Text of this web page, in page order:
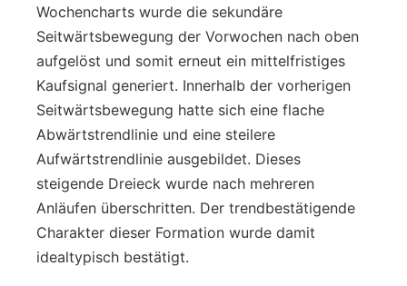
Wochencharts wurde die sekundäre
Seitwärtsbewegung der Vorwochen nach oben
aufgelöst und somit erneut ein mittelfristiges
Kaufsignal generiert. Innerhalb der vorherigen
Seitwärtsbewegung hatte sich eine flache
Abwärtstrendlinie und eine steilere
Aufwärtstrendlinie ausgebildet. Dieses
steigende Dreieck wurde nach mehreren
Anläufen überschritten. Der trendbestätigende
Charakter dieser Formation wurde damit
idealtypisch bestätigt.